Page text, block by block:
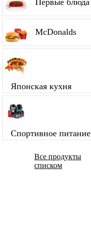
Первые блюда
McDonalds
Японская кухня
Спортивное питание
Все продукты
списком